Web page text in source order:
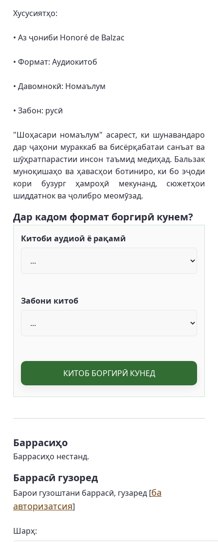
Хусусиятҳо:
• Аз ҷониби Honoré de Balzac
• Формат: Аудиокитоб
• Давомнокӣ: Номаълум
• Забон: русӣ
"Шоҳасари номаълум" асарест, ки шунавандаро
дар ҷаҳони мураккаб ва бисёрқабатаи санъат ва
шӯҳратпарастии инсон таъмид медиҳад. Бальзак
муноқишаҳо ва ҳавасҳои ботиниро, ки бо эҷоди
кори бузург ҳамроҳӣ мекунанд, сюжетҳои
шиддатнок ва ҷолибро меомӯзад.
Дар кадом формат боргирӣ кунем?
Китоби аудиоӣ ё рақамӣ
Забони китоб
КИТОБ БОРГИРӢ КУНЕД
Баррасиҳо
Баррасиҳо нестанд.
Баррасӣ гузоред
Барои гузоштани баррасӣ, гузаред [ба
авторизатсия]
Шарҳ: